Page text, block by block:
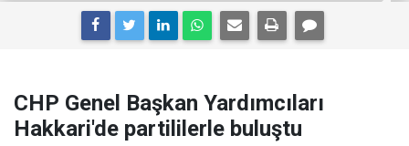
CHP Genel Başkan Yardımcıları
Hakkari'de partililerle buluştu